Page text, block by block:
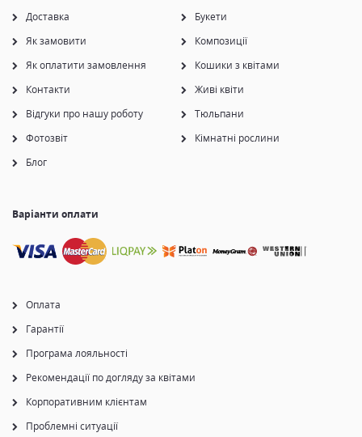
Доставка
Як замовити
Як оплатити замовлення
Контакти
Відгуки про нашу роботу
Фотозвіт
Блог
Букети
Композиції
Кошики з квітами
Живі квіти
Тюльпани
Кімнатні рослини
Оплата
Гарантії
Програма лояльності
Рекомендації по догляду за квітами
Корпоративним клієнтам
Проблемні ситуації
Варіанти оплати